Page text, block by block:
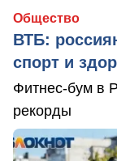
Общество
ВТБ:
спорт и
Фитнес-бум в
рекорды